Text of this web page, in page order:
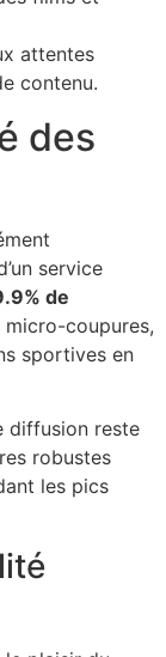
attentes
contenu.
des
service
de
coupures,
sportives en
diffusion reste
robustes
les pics